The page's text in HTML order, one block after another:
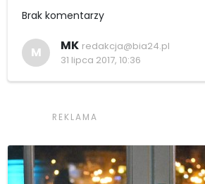
Brak komentarzy
M MK redakcja@bia24.pl
31 lipca 2017, 10:36